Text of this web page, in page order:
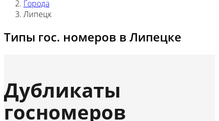
Города
Липецк
Типы гос. номеров в Липецке
Дубликаты
госномеров